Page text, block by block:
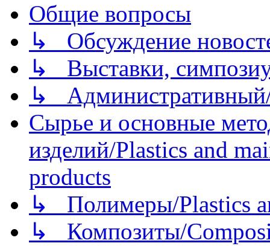
Общие вопросы
↳ Обсуждение
↳ Выставки,
↳
Сырье и основные
изделий/Plastics and
products
↳ Полимеры/Plastics
↳ Композиты/